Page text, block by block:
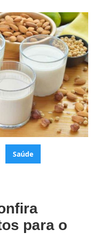
Saúde
para o